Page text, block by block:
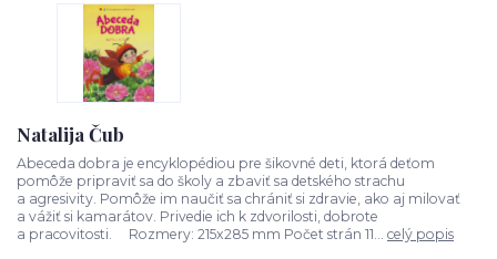
Natalija Čub
Abeceda dobra je encyklopédiou pre šikovné deti, ktorá deťom
pomôže pripraviť sa do školy a zbaviť sa detského strachu
a agresivity. Pomôže im naučiť sa chrániť si zdravie, ako aj milovať
a vážiť si kamarátov. Privedie ich k zdvorilosti, dobrote
a pracovitosti. Rozmery: 215x285 mm Počet strán 11... celý popis